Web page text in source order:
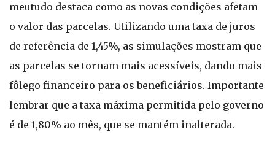
meutudo destaca como as novas condições afetam
o valor das parcelas. Utilizando uma taxa de juros
de referência de 1,45%, as simulações mostram que
as parcelas se tornam mais acessíveis, dando mais
fôlego financeiro para os beneficiários. Importante
lembrar que a taxa máxima permitida pelo governo
é de 1,80% ao mês, que se mantém inalterada.